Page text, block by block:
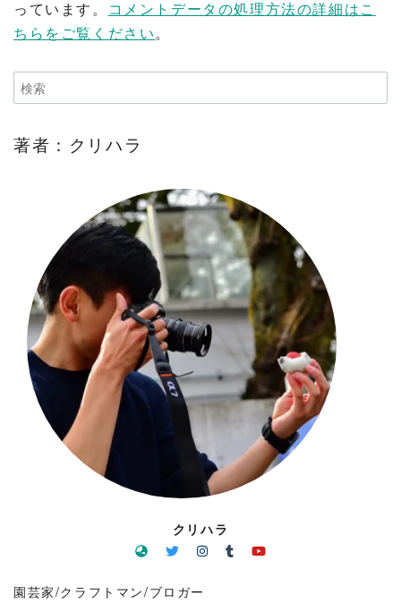
っています。
コメントデータの処理方法の詳細はこ
ちらをご覧ください。
著者：クリハラ
クリハラ
園芸家/クラフトマン/ブロガー